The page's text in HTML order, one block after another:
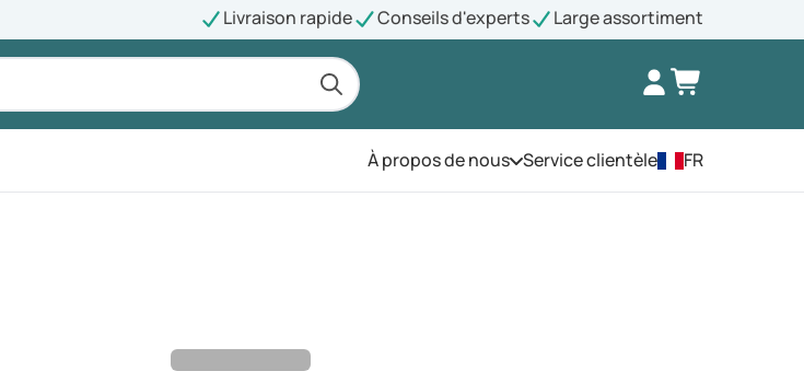
Livraison rapide Conseils d'experts Large assortiment
À propos de nousOuvrez le menu
Service clientèle FR